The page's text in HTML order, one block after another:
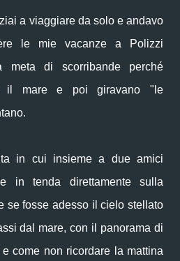
a viaggiare da solo e andavo
le mie vacanze a Polizzi
meta di scorribande perché
il mare e poi giravano "le
in cui insieme a due amici
in tenda direttamente sulla
se fosse adesso il cielo stellato
dal mare, con il panorama di
come non ricordare la mattina